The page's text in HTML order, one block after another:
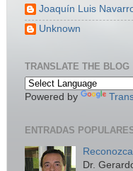
Joaquín Luis
Unknown
TRANSLATE THE BLOG
Powered by
ENTRADAS
Dr.